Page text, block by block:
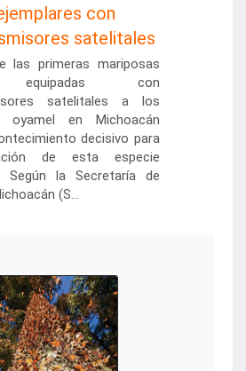
con
satelitales
las primeras mariposas
equipadas con
satelitales a los
oyamel en Michoacán
decisivo para
de esta especie
Según la Secretaría de
(S...